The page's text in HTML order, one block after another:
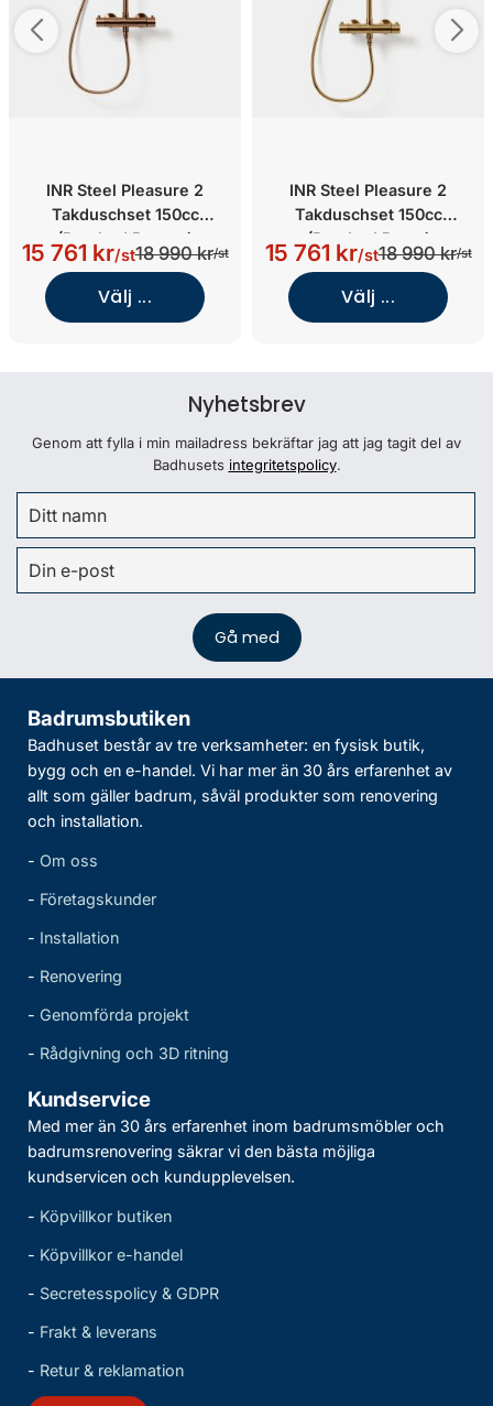
INR Steel Pleasure 2
Takduschset 150cc
(Brushed Bronze)
15 761 kr/st18 990 kr/st
Välj ...
INR Steel Pleasure 2
Takduschset 150cc
(Brushed Brass)
15 761 kr/st18 990 kr/st
Välj ...
Nyhetsbrev
Genom att fylla i min mailadress bekräftar jag att jag tagit del av
Badhusets integritetspolicy.
Badrumsbutiken
Badhuset består av tre verksamheter: en fysisk butik,
bygg och en e-handel. Vi har mer än 30 års erfarenhet av
allt som gäller badrum, såväl produkter som renovering
och installation.
- Om oss
- Företagskunder
- Installation
- Renovering
- Genomförda projekt
- Rådgivning och 3D ritning
Kundservice
Med mer än 30 års erfarenhet inom badrumsmöbler och
badrumsrenovering säkrar vi den bästa möjliga
kundservicen och kundupplevelsen.
- Köpvillkor butiken
- Köpvillkor e-handel
- Secretesspolicy & GDPR
- Frakt & leverans
- Retur & reklamation